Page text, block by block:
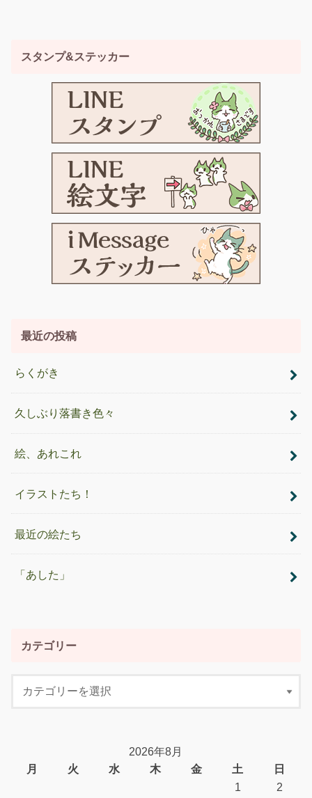
スタンプ&ステッカー
最近の投稿
らくがき
久しぶり落書き色々
絵、あれこれ
イラストたち！
最近の絵たち
「あした」
カテゴリー
2026年8月
月
火 水 木 金 土
日
1
2